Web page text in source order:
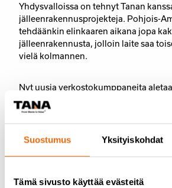
Suostumus Yksityiskohdat
Tämä sivusto käyttää evästeitä
Yhdysvalloissa on tehnyt Tanan
jälleenrakennusprojekteja. Pohjois-
tehdäänkin elinkaaren aikana jopa
jälleenrakennusta, jolloin laite saa
vielä kolmannen.
Nyt uusia verkostokumppaneita
Euroopassa. Tana
tehnyt jälleenrakennuksia, ja
parhaillaankin työn alla.
Kestävää ja